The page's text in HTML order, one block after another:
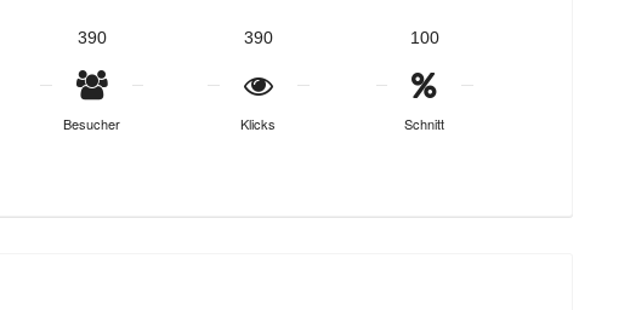
390
Besucher
390
Klicks
100
Schnitt